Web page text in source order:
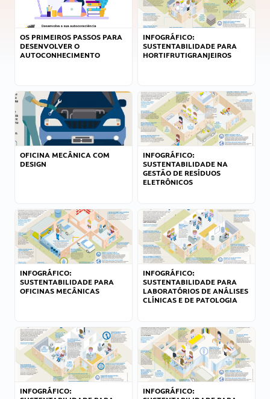
OS PRIMEIROS PASSOS PARA
DESENVOLVER O
AUTOCONHECIMENTO
INFOGRÁFICO:
SUSTENTABILIDADE PARA
HORTIFRUTIGRANJEIROS
OFICINA MECÂNICA COM
DESIGN
INFOGRÁFICO:
SUSTENTABILIDADE NA
GESTÃO DE RESÍDUOS
ELETRÔNICOS
INFOGRÁFICO:
SUSTENTABILIDADE PARA
OFICINAS MECÂNICAS
INFOGRÁFICO:
SUSTENTABILIDADE PARA
LABORATÓRIOS DE ANÁLISES
CLÍNICAS E DE PATOLOGIA
INFOGRÁFICO:
INFOGRÁFICO: